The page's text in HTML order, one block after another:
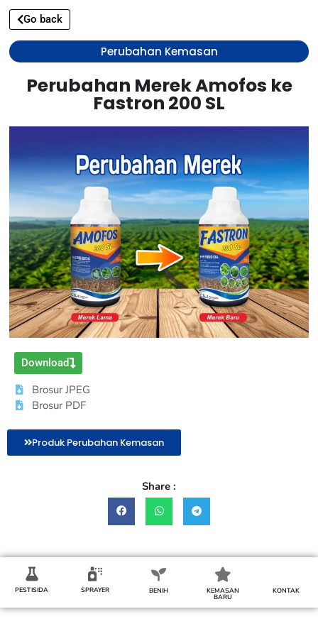
Go back
Perubahan Kemasan
Perubahan Merek Amofos ke
Fastron 200 SL
Download
Brosur JPEG
Brosur PDF
Produk Perubahan Kemasan
Share :
PESTISIDA SPRAYER BENIH KEMASAN
BARU
KONTAK